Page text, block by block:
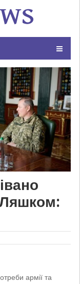
Ляшком:
армії та